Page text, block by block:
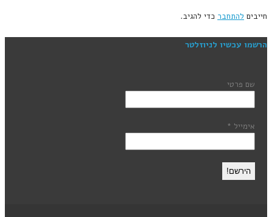
חייבים להתחבר כדי להגיב.
הרשמו עכשיו לניוזלטר
שם פרטי
אימייל *